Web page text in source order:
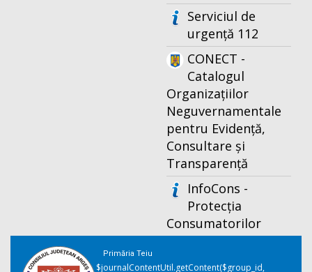
Serviciul de
urgență 112
CONECT -
Catalogul
Organizațiilor
Neguvernamentale
pentru Evidență,
Consultare și
Transparență
InfoCons -
Protecția
Consumatorilor
Primăria Teiu
$journalContentUtil.getContent($group_id,